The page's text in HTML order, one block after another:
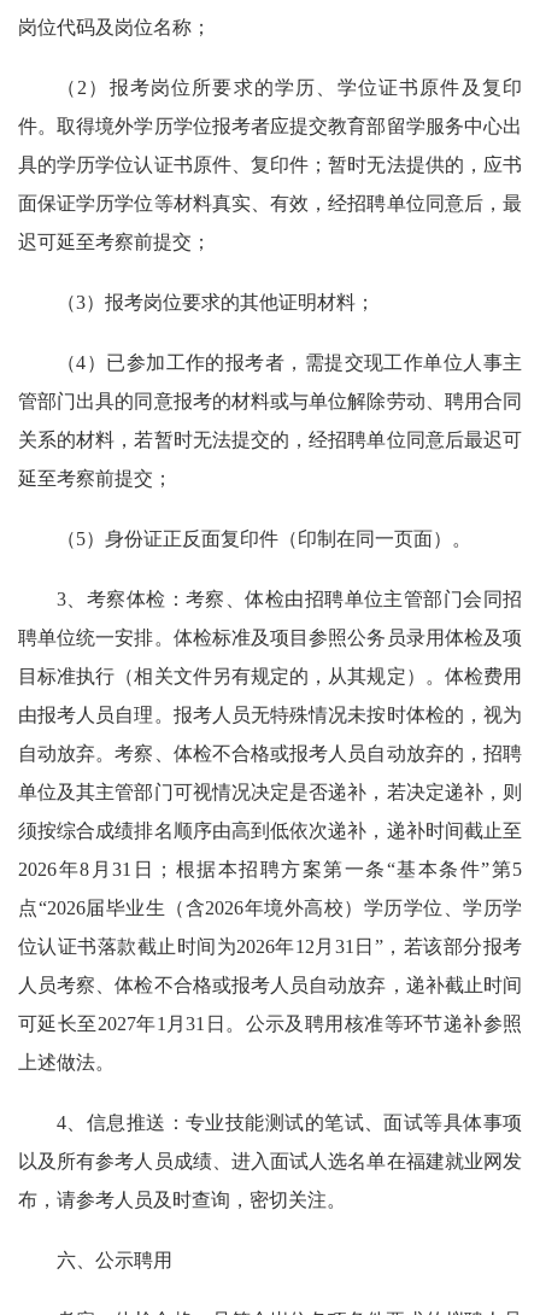
岗位代码及岗位名称；
（2）报考岗位所要求的学历、学位证书原件及复印
件。取得境外学历学位报考者应提交教育部留学服务中心出
具的学历学位认证书原件、复印件；暂时无法提供的，应书
面保证学历学位等材料真实、有效，经招聘单位同意后，最
迟可延至考察前提交；
（3）报考岗位要求的其他证明材料；
（4）已参加工作的报考者，需提交现工作单位人事主
管部门出具的同意报考的材料或与单位解除劳动、聘用合同
关系的材料，若暂时无法提交的，经招聘单位同意后最迟可
延至考察前提交；
（5）身份证正反面复印件（印制在同一页面）。
3、考察体检：考察、体检由招聘单位主管部门会同招
聘单位统一安排。体检标准及项目参照公务员录用体检及项
目标准执行（相关文件另有规定的，从其规定）。体检费用
由报考人员自理。报考人员无特殊情况未按时体检的，视为
自动放弃。考察、体检不合格或报考人员自动放弃的，招聘
单位及其主管部门可视情况决定是否递补，若决定递补，则
须按综合成绩排名顺序由高到低依次递补，递补时间截止至
2026年8月31日；根据本招聘方案第一条“基本条件”第5
点“2026届毕业生（含2026年境外高校）学历学位、学历学
位认证书落款截止时间为2026年12月31日”，若该部分报考
人员考察、体检不合格或报考人员自动放弃，递补截止时间
可延长至2027年1月31日。公示及聘用核准等环节递补参照
上述做法。
4、信息推送：专业技能测试的笔试、面试等具体事项
以及所有参考人员成绩、进入面试人选名单在福建就业网发
布，请参考人员及时查询，密切关注。
六、公示聘用